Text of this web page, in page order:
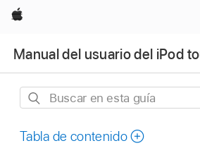
Apple
Manual del usuario del iPod
Buscar
esta
Tabla de contenido